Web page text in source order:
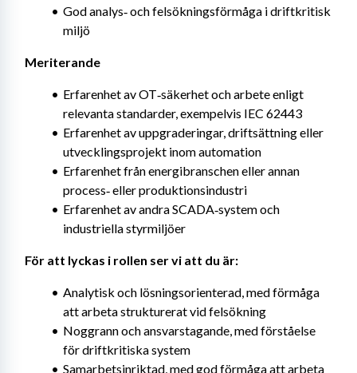
God analys‑ och felsökningsförmåga i driftkritisk
miljö
Meriterande
Erfarenhet av OT‑säkerhet och arbete enligt
relevanta standarder, exempelvis IEC 62443
Erfarenhet av uppgraderingar, driftsättning eller
utvecklingsprojekt inom automation
Erfarenhet från energibranschen eller annan
process‑ eller produktionsindustri
Erfarenhet av andra SCADA‑system och
industriella styrmiljöer
För att lyckas i rollen ser vi att du är:
Analytisk och lösningsorienterad, med förmåga
att arbeta strukturerat vid felsökning
Noggrann och ansvarstagande, med förståelse
för driftkritiska system
Samarbetsinriktad, med god förmåga att arbeta